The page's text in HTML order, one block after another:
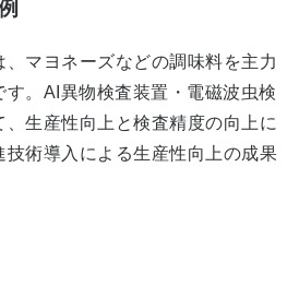
、マヨネーズなどの調味料を主力
す。AI異物検査装置・電磁波虫検
、生産性向上と検査精度の向上に
技術導入による生産性向上の成果